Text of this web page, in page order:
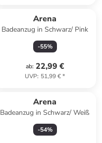
Arena
Badeanzug in Schwarz/ Pink
-55%
ab: 22,99 €
UVP: 51,99 €*
Arena
Badeanzug in Schwarz/ Weiß
-54%